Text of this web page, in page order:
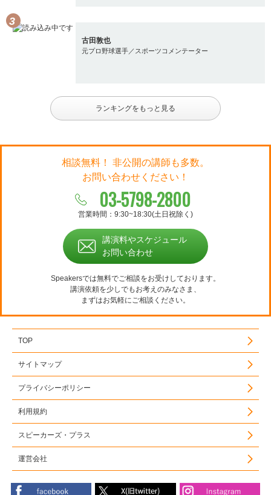
古田敦也
元プロ野球選手／スポーツコメンテーター
ランキングをもっと見る
相談無料！ 非公開の講師も多数。
お問い合わせください！
03-5798-2800
営業時間：9:30~18:30(土日祝除く)
講演料やスケジュール
お問い合わせ
Speakersでは無料でご相談をお受けしております。
講演依頼を少しでもお考えのみなさま、
まずはお気軽にご相談ください。
TOP
サイトマップ
プライバシーポリシー
利用規約
スピーカーズ・プラス
運営会社